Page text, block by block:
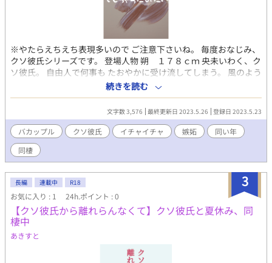
※やたらえちえち表現多いので ご注意下さいね。 毎度おなじみ、
クソ彼氏シリーズです。 登場人物 朔 １７８ｃｍ 央未いわく、ク
ソ彼氏。 自由人で何事も たおやかに受け流してしまう。 風のよう
な青年。 久しぶりに央未と再会して 心が暴風域。 自分の心に
は、少しうとい。 とりあえず央未の顔は好き。 央未 １７０ｃｍ
朔に逃げられたせいで すっかり性格が、ねじ曲がり 素直さを忘れ
てしまった。 でも時々、強がる事を忘れ 無邪気になる。 しらずし
らず、彼氏を 束縛しちゃう系。 元は、人当たりがいい好青年。
続きを読む
文字数 3,576 最終更新日 2023.5.26 登録日 2023.5.23
バカップル クソ彼氏 イチャイチャ 嫉妬
同い年
同棲
3
長編 連載中 R18
お気に入り : 1 24h.ポイント : 0
【クソ彼氏から離れらんなくて】クソ彼氏と夏休み、同
棲中
あきすと